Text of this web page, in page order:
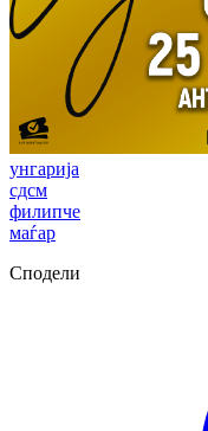
унгарија
сдсм
филипче
маѓар
Сподели